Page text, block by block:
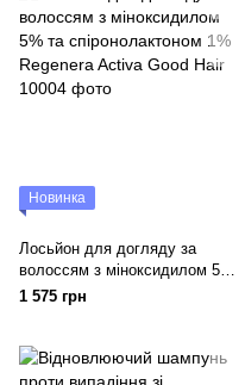
Новинка
Лосьйон для догляду за
волоссям з міноксидилом 5%
та спіронолактоном 1%
1 575 грн